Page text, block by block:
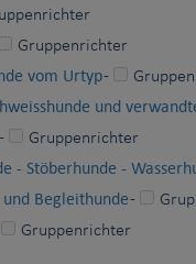
Gruppenrichter
vom Urtyp-
und
- Gruppenrichter
- Stöberhunde -
Begleithunde-
Gruppenrichter